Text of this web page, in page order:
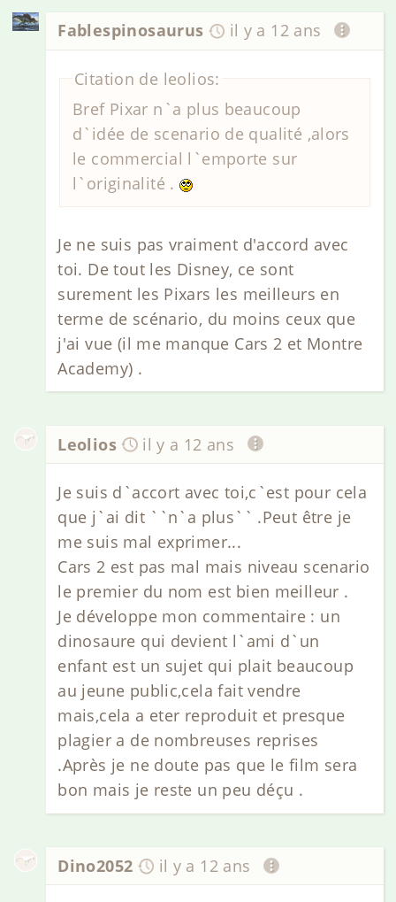
Fablespinosaurus il y a 12 ans
Citation de leolios:
Bref Pixar n`a plus beaucoup
d`idée de scenario de qualité ,alors
le commercial l`emporte sur
l`originalité .
Je ne suis pas vraiment d'accord avec
toi. De tout les Disney, ce sont
surement les Pixars les meilleurs en
terme de scénario, du moins ceux que
j'ai vue (il me manque Cars 2 et Montre
Academy) .
Leolios il y a 12 ans
Je suis d`accort avec toi,c`est pour cela
que j`ai dit ``n`a plus`` .Peut être je
me suis mal exprimer...
Cars 2 est pas mal mais niveau scenario
le premier du nom est bien meilleur .
Je développe mon commentaire : un
dinosaure qui devient l`ami d`un
enfant est un sujet qui plait beaucoup
au jeune public,cela fait vendre
mais,cela a eter reproduit et presque
plagier a de nombreuses reprises
.Après je ne doute pas que le film sera
bon mais je reste un peu déçu .
Dino2052 il y a 12 ans